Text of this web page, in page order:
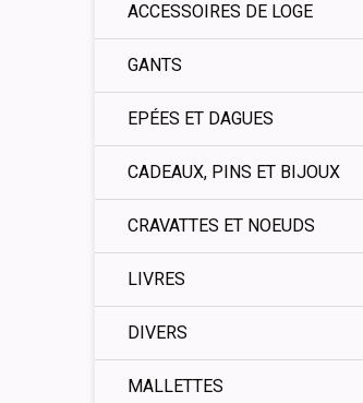
ACCESSOIRES DE LOGE
GANTS
EPÉES ET DAGUES
CADEAUX, PINS ET BIJOUX
CRAVATTES ET NOEUDS
LIVRES
DIVERS
MALLETTES